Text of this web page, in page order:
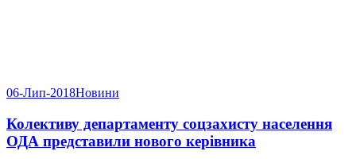
06-Лип-2018Новини
Колективу департаменту соцзахисту населення
ОДА представили нового керівника